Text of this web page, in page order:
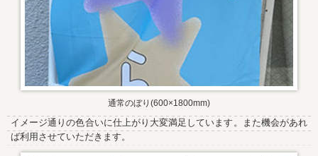
通常のぼり(600×1800mm)
イメージ通りの色合いに仕上がり大変満足しています。また機会があれ
ば利用させていただきます。